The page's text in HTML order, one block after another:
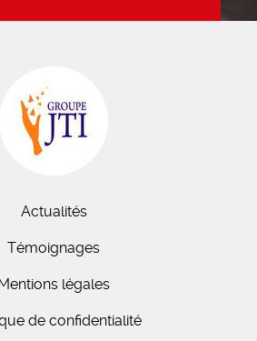
Actualités
Témoignages
légales
de confidentialité